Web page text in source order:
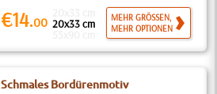
€14.00 20x33 cm
MEHR GRÖSSEN,
MEHR OPTIONEN
Schmales Bordürenmotiv